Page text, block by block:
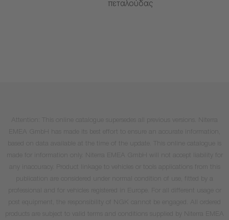
πεταλούδας